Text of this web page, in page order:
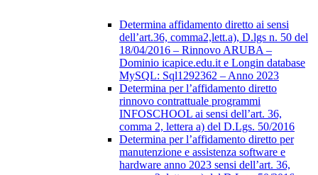
Determina affidamento diretto ai sensi
dell’art.36, comma2,lett.a), D.lgs n. 50 del
18/04/2016 – Rinnovo ARUBA –
Dominio icapice.edu.it e Longin database
MySQL: Sql1292362 – Anno 2023
Determina per l’affidamento diretto
rinnovo contrattuale programmi
INFOSCHOOL ai sensi dell’art. 36,
comma 2, lettera a) del D.Lgs. 50/2016
Determina per l’affidamento diretto per
manutenzione e assistenza software e
hardware anno 2023 sensi dell’art. 36,